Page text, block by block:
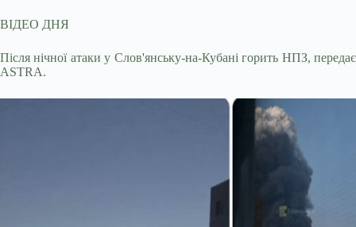
ВІДЕО ДНЯ
Після нічної атаки у Слов'янську-на-Кубані горить НПЗ, передає
ASTRA.